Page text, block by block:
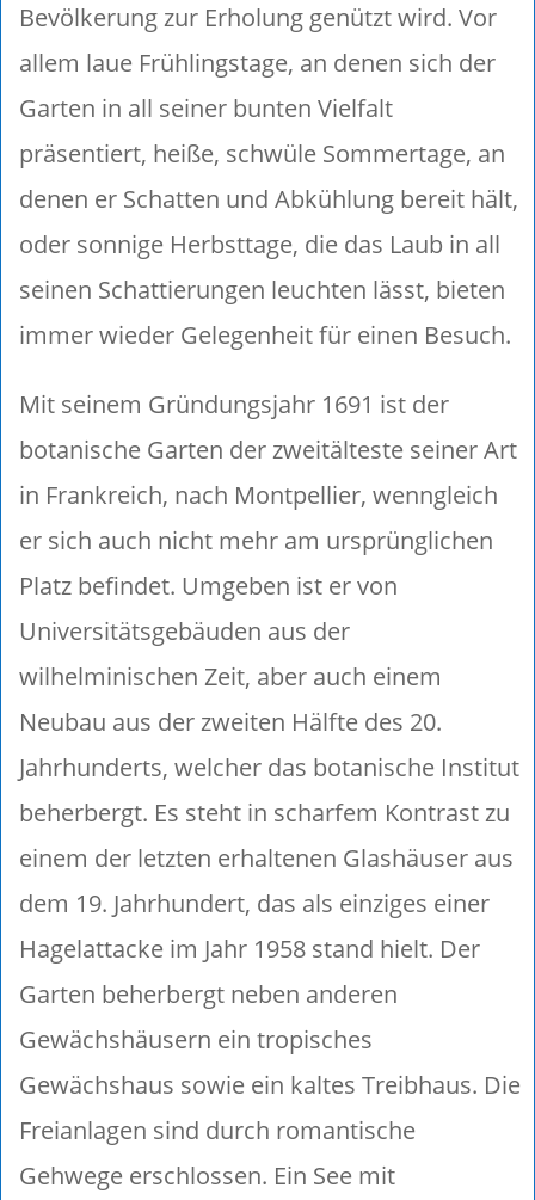
Bevölkerung zur Erholung genützt wird. Vor
allem laue Frühlingstage, an denen sich der
Garten in all seiner bunten Vielfalt
präsentiert, heiße, schwüle Sommertage, an
denen er Schatten und Abkühlung bereit hält,
oder sonnige Herbsttage, die das Laub in all
seinen Schattierungen leuchten lässt, bieten
immer wieder Gelegenheit für einen Besuch.
Mit seinem Gründungsjahr 1691 ist der
botanische Garten der zweitälteste seiner Art
in Frankreich, nach Montpellier, wenngleich
er sich auch nicht mehr am ursprünglichen
Platz befindet. Umgeben ist er von
Universitätsgebäuden aus der
wilhelminischen Zeit, aber auch einem
Neubau aus der zweiten Hälfte des 20.
Jahrhunderts, welcher das botanische Institut
beherbergt. Es steht in scharfem Kontrast zu
einem der letzten erhaltenen Glashäuser aus
dem 19. Jahrhundert, das als einziges einer
Hagelattacke im Jahr 1958 stand hielt. Der
Garten beherbergt neben anderen
Gewächshäusern ein tropisches
Gewächshaus sowie ein kaltes Treibhaus. Die
Freianlagen sind durch romantische
Gehwege erschlossen. Ein See mit